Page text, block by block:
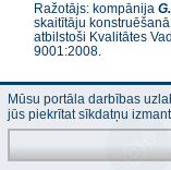
Ražotājs: kompānija
skaitītāju
atbilstoši Kvalitātes
9001:2008.
Mūsu portāla darbības
jūs piekrītat sīkdatņu